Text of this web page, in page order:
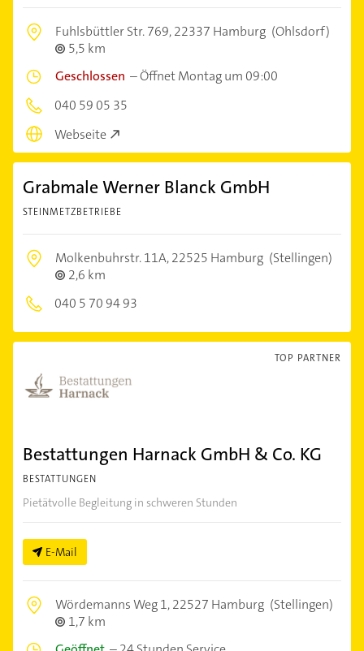
Fuhlsbüttler Str. 769,22337 Hamburg (Ohlsdorf)
5,5 km
Geschlossen –Öffnet Montag um 09:00
040 59 05 35
Webseite
Grabmale Werner Blanck GmbH
STEINMETZBETRIEBE
Molkenbuhrstr. 11A,22525 Hamburg (Stellingen)
2,6 km
040 5 70 94 93
TOP PARTNER
Bestattungen Harnack GmbH & Co. KG
BESTATTUNGEN
Pietätvolle Begleitung in schweren Stunden
E-Mail
Wördemanns Weg 1,22527 Hamburg (Stellingen)
1,7 km